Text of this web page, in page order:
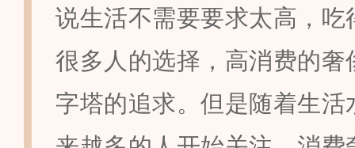
说生活不需要要求太高，吃
很多人的选择，高消费的奢
字塔的追求。但是随着生